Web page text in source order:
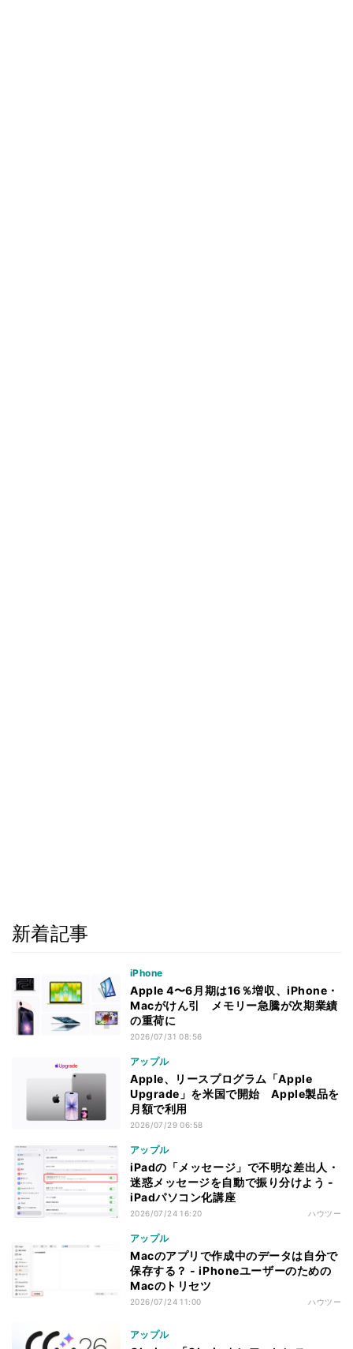
新着記事
iPhone
Apple 4〜6月期は16％増収、iPhone・
Macがけん引 メモリー急騰が次期業績
の重荷に
2026/07/31 08:56
アップル
Apple、リースプログラム「Apple
Upgrade」を米国で開始 Apple製品を
月額で利用
2026/07/29 06:58
アップル
iPadの「メッセージ」で不明な差出人・
迷惑メッセージを自動で振り分けよう -
iPadパソコン化講座
2026/07/24 16:20 ハウツー
アップル
Macのアプリで作成中のデータは自分で
保存する？ - iPhoneユーザーのための
Macのトリセツ
2026/07/24 11:00 ハウツー
アップル